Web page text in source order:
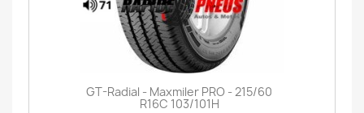
GT-Radial - Maxmiler PRO - 215/60
R16C 103/101H